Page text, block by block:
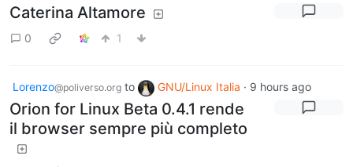
Caterina Altamore
0 1
Lorenzo@poliverso.org to GNU/Linux Italia · 9 hours ago
Orion for Linux Beta 0.4.1 rende
il browser sempre più completo